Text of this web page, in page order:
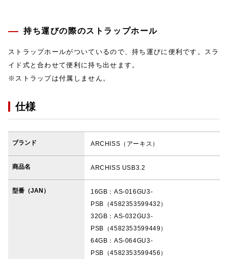
持ち運びの際のストラップホール
ストラップホールがついているので、持ち運びに便利です。スラ
イド式と合わせて便利に持ち出せます。
※ストラップは付属しません。
仕様
ブランド ARCHISS（アーキス）
商品名 ARCHISS USB3.2
型番（JAN）
16GB：AS-016GU3-
PSB（4582353599432）
32GB：AS-032GU3-
PSB（4582353599449）
64GB：AS-064GU3-
PSB（4582353599456）